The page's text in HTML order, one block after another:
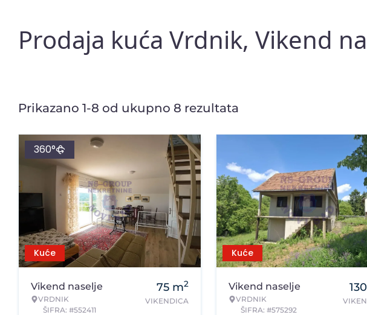
Prodaja kuća Vrdnik, Vikend
Prikazano 1-8 od ukupno 8 rezultata
Kuće
360°
Vikend naselje
VRDNIK
ŠIFRA: #552411
75 m2
VIKENDICA
Kuće
Vikend naselje
VRDNIK
ŠIFRA: #575292
130